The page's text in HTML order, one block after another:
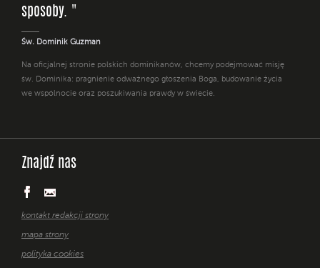
sposoby. "
Św. Dominik Guzman
Na oficjalnej stronie polskich dominikanów, chcemy podejmować misję
św. Dominika: pragnienie odważnego głoszenia Boga, budowanie życia
we wspólnocie oraz poszukiwania prawdy w świecie.
Znajdź nas
kontakt redakcji strony
mapa strony
polityka cookies